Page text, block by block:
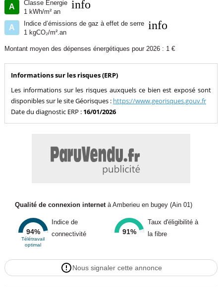
A
Classe Énergie
1 kWh/m² an
info
A
Indice d’émissions de gaz à effet de serre
1 kgCO₂/m².an
info
Montant moyen des dépenses énergétiques pour 2026 : 1 €
Informations sur les risques (ERP)
Les informations sur les risques auxquels ce bien est exposé sont
disponibles sur le site Géorisques : https://www.georisques.gouv.fr
Date du diagnostic ERP : 16/01/2026
Qualité de connexion internetà Amberieu en bugey (Ain 01)
94%
Télétravail
optimal
Indice de
connectivité
91%
Taux d'éligibilité à
la fibre
Nous signaler cette annonce